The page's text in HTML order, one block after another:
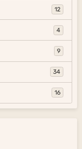
12
4
9
34
16